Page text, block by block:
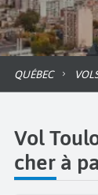
QUÉBEC
Vol
cher à